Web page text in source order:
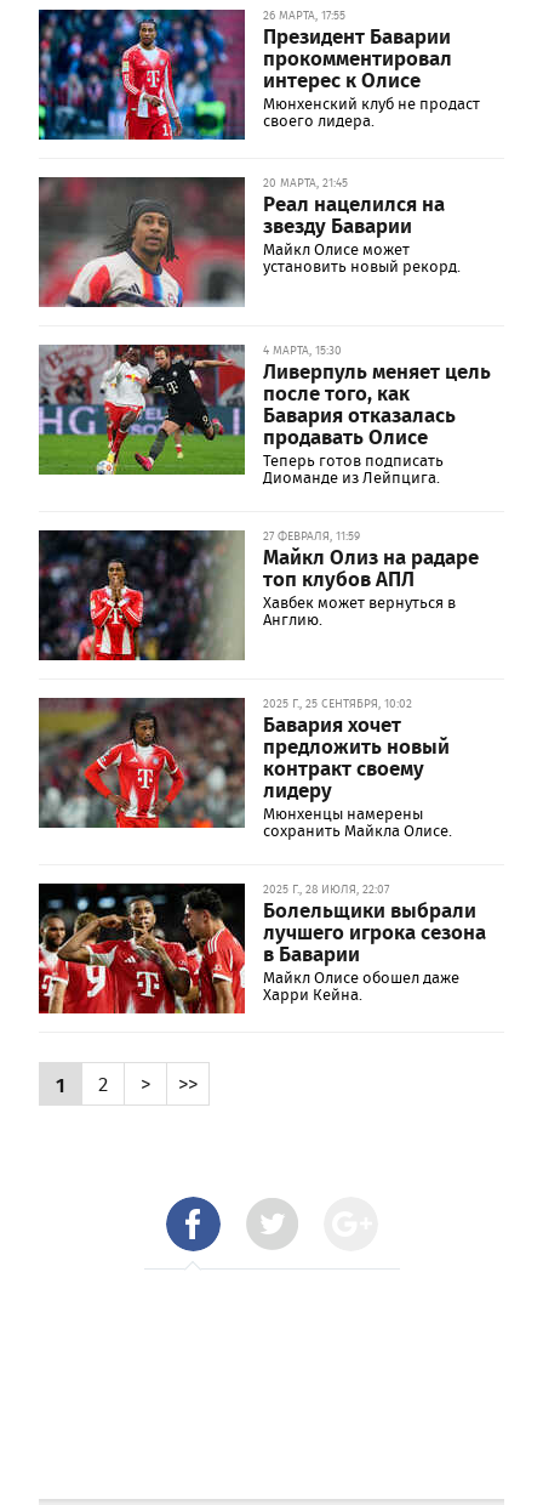
26 МАРТА, 17:55
Президент Баварии
прокомментировал
интерес к Олисе
Мюнхенский клуб не продаст
своего лидера.
20 МАРТА, 21:45
Реал нацелился на
звезду Баварии
Майкл Олисе может
установить новый рекорд.
4 МАРТА, 15:30
Ливерпуль меняет цель
после того, как
Бавария отказалась
продавать Олисе
Теперь готов подписать
Диоманде из Лейпцига.
27 ФЕВРАЛЯ, 11:59
Майкл Олиз на радаре
топ клубов АПЛ
Хавбек может вернуться в
Англию.
2025 Г., 25 СЕНТЯБРЯ, 10:02
Бавария хочет
предложить новый
контракт своему
лидеру
Мюнхенцы намерены
сохранить Майкла Олисе.
2025 Г., 28 ИЮЛЯ, 22:07
Болельщики выбрали
лучшего игрока сезона
в Баварии
Майкл Олисе обошел даже
Харри Кейна.
1 2 > >>